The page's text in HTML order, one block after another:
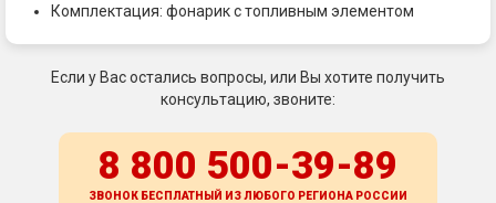
Комплектация: фонарик с топливным элементом
Если у Вас остались вопросы, или Вы хотите получить
консультацию, звоните:
8 800 500-39-89
ЗВОНОК БЕСПЛАТНЫЙ ИЗ ЛЮБОГО РЕГИОНА РОССИИ